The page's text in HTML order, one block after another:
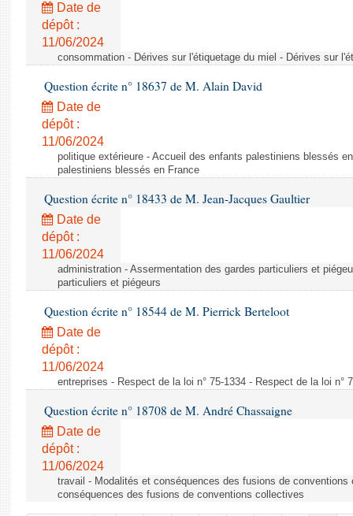
Date de
dépôt :
11/06/2024
consommation - Dérives sur l'étiquetage du miel - Dérives sur
Question écrite n° 18637 de M. Alain David
Date de
dépôt :
11/06/2024
politique extérieure - Accueil des enfants palestiniens blessés
palestiniens blessés en France
Question écrite n° 18433 de M. Jean-Jacques Gaultier
Date de
dépôt :
11/06/2024
administration - Assermentation des gardes particuliers et
particuliers et piégeurs
Question écrite n° 18544 de M. Pierrick Berteloot
Date de
dépôt :
11/06/2024
entreprises - Respect de la loi n° 75-1334 - Respect de la loi n°
Question écrite n° 18708 de M. André Chassaigne
Date de
dépôt :
11/06/2024
travail - Modalités et conséquences des fusions de
conséquences des fusions de conventions collectives